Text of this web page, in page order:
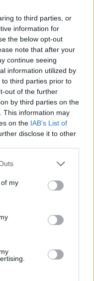
to third parties, or
information for
the below opt-out
note that after your
continue seeing
information utilized by
third parties prior to
out of the further
by third parties on the
This information may
on the IAB’s List of
disclose it to other
one or more Google
You may click to
its third-party tags to
in below Google
my
a Pillars of
neked
of Darkness